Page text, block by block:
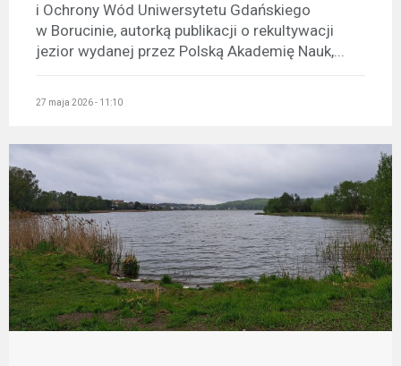
i Ochrony Wód Uniwersytetu Gdańskiego
w Borucinie, autorką publikacji o rekultywacji
jezior wydanej przez Polską Akademię Nauk,...
27 maja 2026 - 11:10